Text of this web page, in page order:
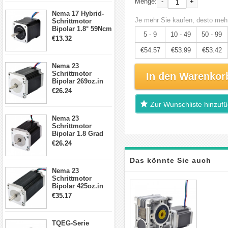
Schrittmotor
Nema 17 Hybrid-
Schrittmotor
Bipolar 1.8° 59Ncm
2A 4 Drähte mit 1m
€13.32
Nema 23
Schrittmotor
Bipolar 269oz.in
2,8A 57x57x76mm
€26.24
Nema 23
Schrittmotor
Bipolar 1.8 Grad
1.9Nm 3A 3.36V 4
€26.24
Nema 23
Schrittmotor
Bipolar 425oz.in
4.2A 57x57x114mm
€35.17
TQEG-Serie
Je mehr Sie kaufen, desto
5 - 9
10 - 49 50 - 99
€54.57 €53.99 €53.42
In den
Zur Wunschliste
Das könnte Sie auch
interessieren